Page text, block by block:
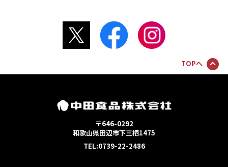
TOPへ
〒646-0292
和歌山県田辺市下三栖1475
TEL:0739-22-2486